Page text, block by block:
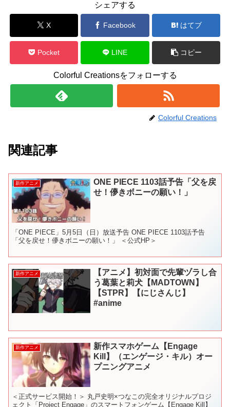
シェアする
X Facebook はてブ
Pocket LINE コピー
Colorful Creationsをフォローする
Colorful Creations
関連記事
新作アニメ
ONE PIECE 1103話予告「父を戻
せ！儚きボニーの願い！」
「ONE PIECE」5月5日（日）放送予告 ONE PIECE 1103話予告
「父を戻せ！儚きボニーの願い！」 ＜公式HP＞
新作アニメ
【アニメ】初対面で先輩ヅラし合
う葛葉と莉犬【MADTOWN】
【STPR】【にじさんじ】
#anime
新作アニメ
新作スマホゲーム【Engage
Kill】（エンゲージ・キル）オー
プニングアニメ
＜正式サービス開始！＞ 丸戸史明×つなこの完全オリジナルプロジ
ェクト「Project Engage」のスマートフォンゲーム【Engage Kill】